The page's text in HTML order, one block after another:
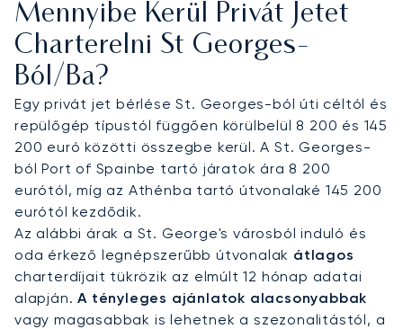
Innen sofőrös transzferek biztosítanak közvetlen
összeköttetést a sziget kikötőihez, tengerparti
villáihoz és üdülőhelyeihez.
Két évtizedes tapasztalatával a LunaJets volt az
első európai privát jet bróker, amely elnyerte az
Argus® tanúsítványt, ami a szigorú biztonsági
előírások és a szolgáltatási kiválóság elismerése.
Grenadán ez a szakértelem diszkrét érkezést
garantál a téli csúcsidőszakban, személyre
szabott hozzáférést a kulturális fesztiválokhoz,
valamint megbízható tervezést a
jachtbérlésekhez és a luxusutazásokhoz a
„Fűszer-sziget” egész területén.
Mennyibe Kerül Privát Jetet
Charterelni St Georges-
Ból/ba?
Egy privát jet bérlése St. Georges-ból úti céltól és
repülőgép típustól függően körülbelül 8 200 és 145
200 euró közötti összegbe kerül. A St. Georges-
ból Port of Spainbe tartó járatok ára 8 200
eurótól, míg az Athénba tartó útvonalaké 145 200
eurótól kezdődik.
Az alábbi árak a St. George's városból induló és
oda érkező legnépszerűbb útvonalak átlagos
charterdíjait tükrözik az elmúlt 12 hónap adatai
alapján.A tényleges ajánlatok alacsonyabbak
vagy magasabbak is lehetnek a szezonalitástól, a